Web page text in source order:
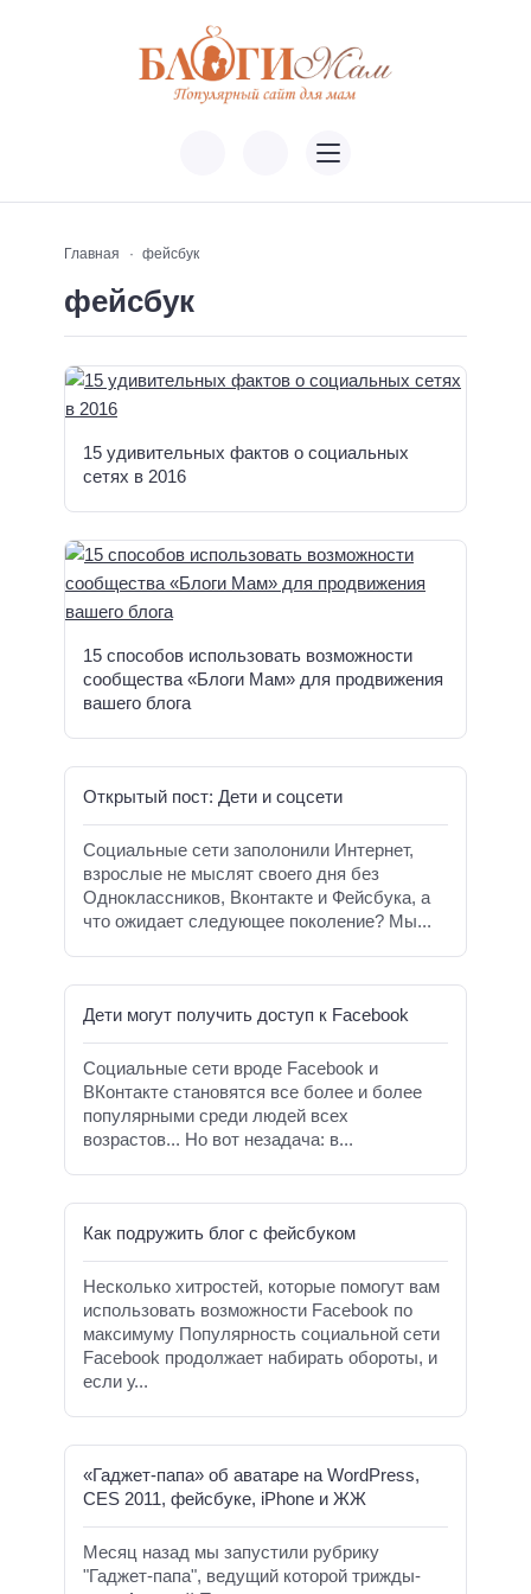
Главная фейсбук
фейсбук
15 удивительных фактов о социальных
сетях в 2016
15 способов использовать возможности
сообщества «Блоги Мам» для продвижения
вашего блога
Открытый пост: Дети и соцсети
Социальные сети заполонили Интернет,
взрослые не мыслят своего дня без
Одноклассников, Вконтакте и Фейсбука, а
что ожидает следующее поколение? Мы...
Дети могут получить доступ к Facebook
Социальные сети вроде Facebook и
ВКонтакте становятся все более и более
популярными среди людей всех
возрастов... Но вот незадача: в...
Как подружить блог с фейсбуком
Несколько хитростей, которые помогут вам
использовать возможности Facebook по
максимуму Популярность социальной сети
Facebook продолжает набирать обороты, и
если у...
«Гаджет-папа» об аватаре на WordPress,
CES 2011, фейсбуке, iPhone и ЖЖ
Месяц назад мы запустили рубрику
"Гаджет-папа", ведущий которой трижды-